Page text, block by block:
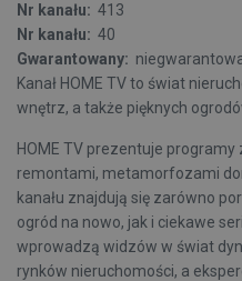
Nr kanału: 413
Nr kanału: 40
Gwarantowany:
Kanał HOME TV to świat
wnętrz, a także pięknych
HOME TV prezentuje
remontami, metamorfozami
kanału znajdują się zarówno
ogród na nowo, jak i ciekawe
wprowadzą widzów w świat
rynków nieruchomości, a